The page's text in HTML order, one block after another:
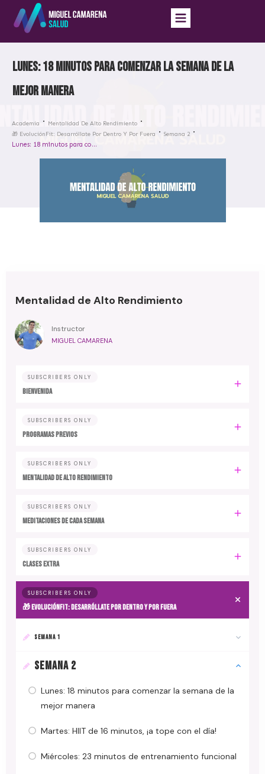
Lunes: 18 minutos para comenzar la semana de la
mejor manera
Academia
Mentalidad De Alto Rendimiento
🎁 EvoluciónFit: Desarróllate Por Dentro Y Por Fuera
Semana 2
Lunes: 18 minutos para comenzar la semana de la mejor manera
Mentalidad de Alto Rendimiento
Instructor
MIGUEL CAMARENA
SUBSCRIBERS ONLY
BIENVENIDA
SUBSCRIBERS ONLY
PROGRAMAS PREVIOS
SUBSCRIBERS ONLY
MENTALIDAD DE ALTO RENDIMIENTO
SUBSCRIBERS ONLY
MEDITACIONES DE CADA SEMANA
SUBSCRIBERS ONLY
CLASES EXTRA
SUBSCRIBERS ONLY
🎁 EvoluciónFit: desarróllate por dentro y por fuera
SEMANA 1
SEMANA 2
Lunes: 18 minutos para comenzar la semana de la
mejor manera
Martes: HIIT de 16 minutos, ¡a tope con el día!
Miércoles: 23 minutos de entrenamiento funcional